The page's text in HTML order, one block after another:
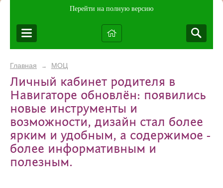
Перейти на полную версию
Главная → МОЦ
Личный кабинет родителя в
Навигаторе обновлён: появились
новые инструменты и
возможности, дизайн стал более
ярким и удобным, а содержимое -
более информативным и
полезным.